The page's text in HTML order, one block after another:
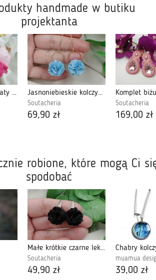
handmade w butiku
projektanta
Długie kolczyki kwiaty fuksja szare srebrne Jasnoniebieskie kolczyki kwiat błękitne klips
Soutacheria
69,90 zł
Soutacheria
169,00 zł
robione, które mogą Ci
spodobać
Małe krótkie czarne lekkie kolczyki kwiaty kwiatki
Soutacheria
49,90 zł
muamua
39,00 zł